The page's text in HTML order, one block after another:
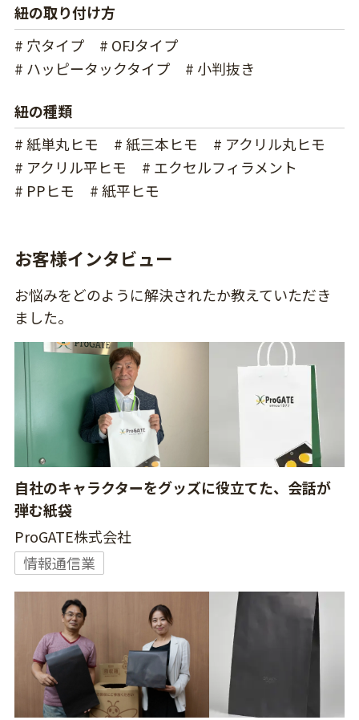
紐の取り付け方
# 穴タイプ
# OFJタイプ
# ハッピータックタイプ
# 小判抜き
紐の種類
# 紙単丸ヒモ
# 紙三本ヒモ
# アクリル丸ヒモ
# アクリル平ヒモ
# エクセルフィラメント
# PPヒモ
# 紙平ヒモ
お客様インタビュー
お悩みをどのように解決されたか教えていただき
ました。
自社のキャラクターをグッズに役立てた、会話が
弾む紙袋
ProGATE株式会社
情報通信業